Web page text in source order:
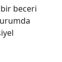
beceri